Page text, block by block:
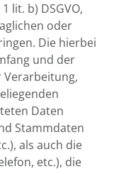
lit. b) DSGVO,
oder
Die hierbei
und der
Verarbeitung,
Daten
Stammdaten
als auch die
etc.), die